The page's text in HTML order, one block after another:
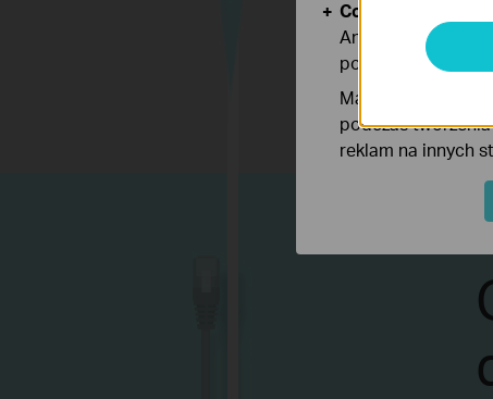
Cookies
Analiza - Te pliki
poprawę i
Marketing - Te
podczas
reklam na innych